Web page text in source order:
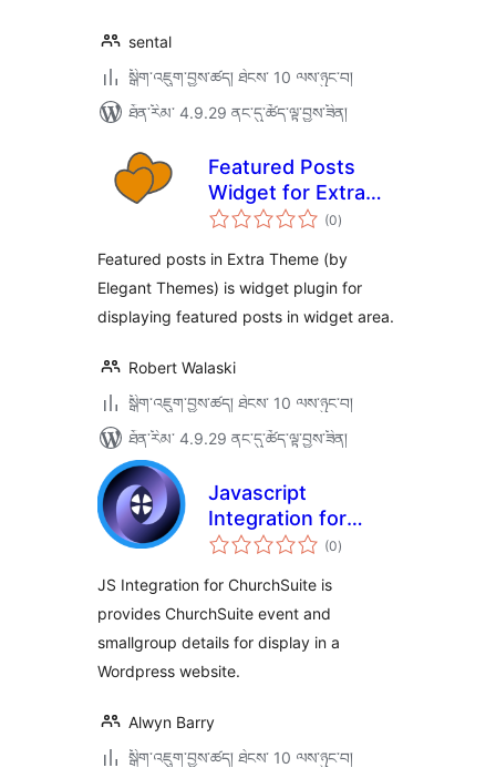
sental
སྒྲིག་འཇུག་བྱས་ཚད། ཐེངས་ 10 ལས་ཉུང་བ།
ཐོན་རིམ་ 4.9.29 ནང་དུ་ཚོད་ལྟ་བྱས་ཟིན།
Featured Posts
Widget for Extra
Theme
(0གདེང་
འཇོག་
ཚང་།
)
Featured posts in Extra Theme (by
Elegant Themes) is widget plugin for
displaying featured posts in widget area.
Robert Walaski
སྒྲིག་འཇུག་བྱས་ཚད། ཐེངས་ 10 ལས་ཉུང་བ།
ཐོན་རིམ་ 4.9.29 ནང་དུ་ཚོད་ལྟ་བྱས་ཟིན།
Javascript
Integration for
ChurchSuite(0གདེང་
འཇོག་
)
JS Integration for ChurchSuite is
provides ChurchSuite event and
smallgroup details for display in a
Wordpress website.
Alwyn Barry
སྒྲིག་འཇུག་བྱས་ཚད། ཐེངས་ 10 ལས་ཉུང་བ།